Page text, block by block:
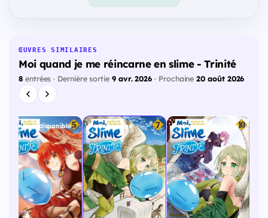
ŒUVRES SIMILAIRES
Moi quand je me réincarne en slime - Trinité
8entrées · Dernière sortie 9 avr. 2026 · Prochaine20 août 2026
Encore disponible Cette page Encore disponible